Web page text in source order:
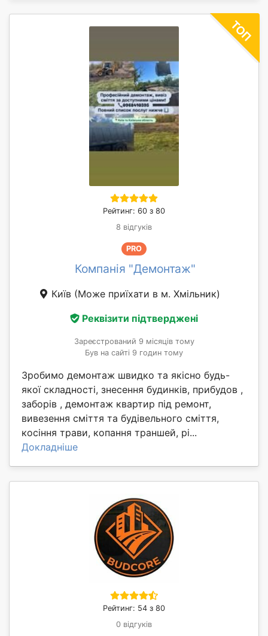
Рейтинг: 60 з 80
8 відгуків
PRO
Компанія "Демонтаж"
Київ (Може приїхати в м. Хмільник)
Реквізити підтверджені
Зареєстрований 9 місяців тому
Був на сайті 9 годин тому
Зробимо демонтаж швидко та якісно будь-
якої складності, знесення будинків, прибудов ,
заборів , демонтаж квартир під ремонт,
вивезення сміття та будівельного сміття,
косіння трави, копання траншей, рі...
Докладніше
Рейтинг: 54 з 80
0 відгуків